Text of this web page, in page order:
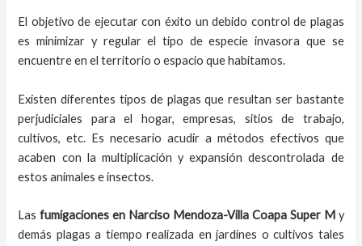
El objetivo de ejecutar con éxito un debido control de plagas
es minimizar y regular el tipo de especie invasora que se
encuentre en el territorio o espacio que habitamos.
Existen diferentes tipos de plagas que resultan ser bastante
perjudiciales para el hogar, empresas, sitios de trabajo,
cultivos, etc. Es necesario acudir a métodos efectivos que
acaben con la multiplicación y expansión descontrolada de
estos animales e insectos.
Las fumigacionesen Narciso Mendoza-Villa Coapa Super M y
demás plagas a tiempo realizada en jardines o cultivos tales